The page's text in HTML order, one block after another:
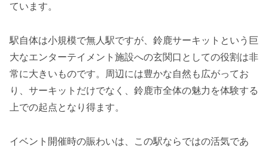
ています。
駅自体は小規模で無人駅ですが、鈴鹿サーキットという巨
大なエンターテイメント施設への玄関口としての役割は非
常に大きいものです。周辺には豊かな自然も広がってお
り、サーキットだけでなく、鈴鹿市全体の魅力を体験する
上での起点となり得ます。
イベント開催時の賑わいは、この駅ならではの活気であ